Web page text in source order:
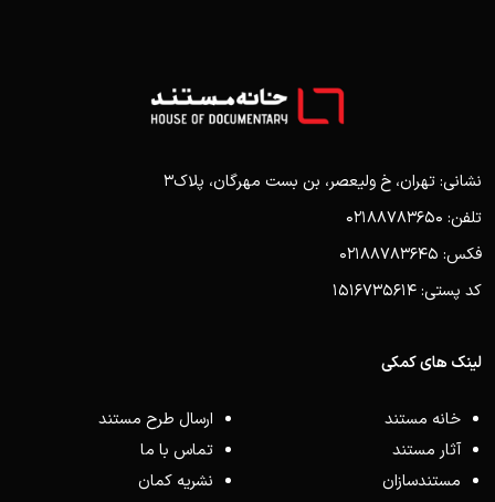
نشانی: تهران، خ ولیعصر، بن بست مهرگان، پلاک3
تلفن: 02188783650
فکس: 02188783645
کد پستی: 1516735614
لینک های کمکی
خانه مستند
آثار مستند
مستندسازان
ارسال طرح مستند
تماس با ما
نشریه کمان